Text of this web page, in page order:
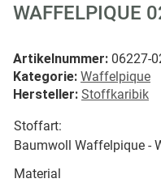
WAFFELPIQUE
Artikelnummer: 06227-
Kategorie: Waffelpique
Hersteller: Stoffkaribik
Stoffart:
Baumwoll Waffelpique -
Material